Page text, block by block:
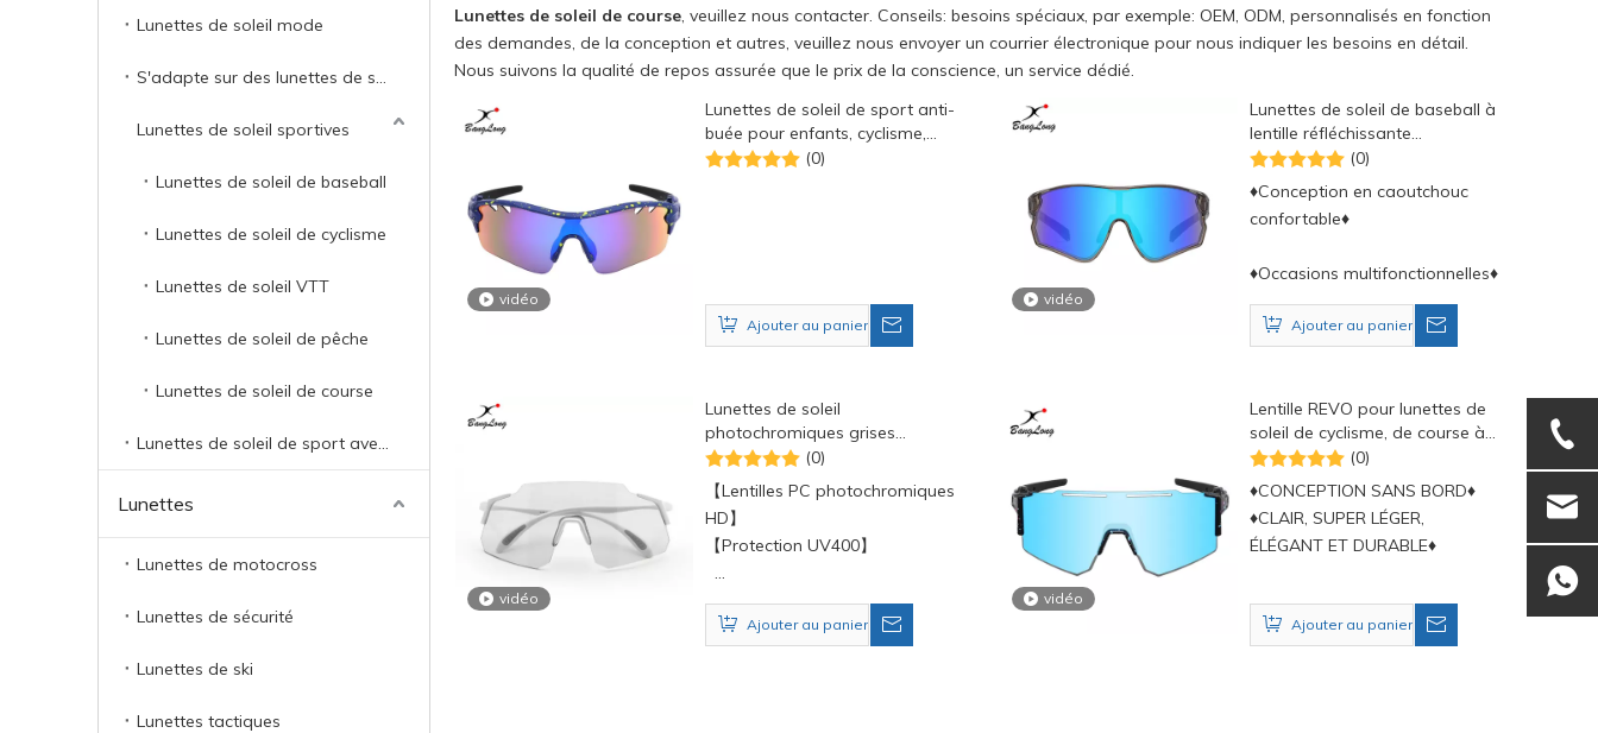
Lunettes de soleil mode
S'adapte sur des lunettes de soleil.
Lunettes de soleil sportives
Lunettes de soleil de baseball
Lunettes de soleil de cyclisme
Lunettes de soleil VTT
Lunettes de soleil de pêche
Lunettes de soleil de course
Lunettes de soleil de sport avec prescription
Lunettes
Lunettes de motocross
Lunettes de sécurité
Lunettes de ski
Lunettes tactiques
Lunettes de soleil de course, veuillez nous contacter. Conseils: besoins spéciaux, par exemple: OEM, ODM, personnalisés en fonction
des demandes, de la conception et autres, veuillez nous envoyer un courrier électronique pour nous indiquer les besoins en détail.
Nous suivons la qualité de repos assurée que le prix de la conscience, un service dédié.
vidéo
Lunettes de soleil de sport anti-
buée pour enfants, cyclisme,
course à pied, protection UV
(0)
Ajouter au panier
vidéo
Lunettes de soleil de baseball à
lentille réfléchissante
photochromique pour grandes
têtes
(0)
♦Conception en caoutchouc
confortable♦
♦Occasions multifonctionnelles♦
Ajouter au panier
vidéo
Lunettes de soleil
photochromiques grises
UV400, pour cyclisme, course à
pied, sport
(0)
【Lentilles PC photochromiques
HD】
【Protection UV400】
【Coussin nasal en
caoutchouc】
Ajouter au panier
vidéo
Lentille REVO pour lunettes de
soleil de cyclisme, de course à
pied et de sport
(0)
♦CONCEPTION SANS BORD♦
♦CLAIR, SUPER LÉGER,
ÉLÉGANT ET DURABLE♦
Ajouter au panier